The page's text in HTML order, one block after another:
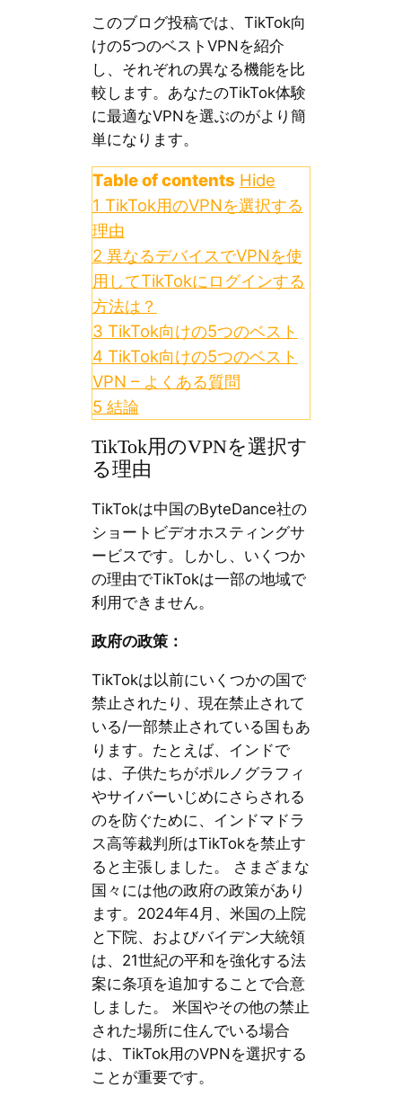
このブログ投稿では、TikTok向
けの5つのベストVPNを紹介
し、それぞれの異なる機能を比
較します。あなたのTikTok体験
に最適なVPNを選ぶのがより簡
単になります。
Table of contents Hide
1 TikTok用のVPNを選択する
理由
2 異なるデバイスでVPNを使
用してTikTokにログインする
方法は？
3 TikTok向けの5つのベスト
4 TikTok向けの5つのベスト
VPN – よくある質問
5 結論
TikTok用のVPNを選択す
る理由
TikTokは中国のByteDance社の
ショートビデオホスティングサ
ービスです。しかし、いくつか
の理由でTikTokは一部の地域で
利用できません。
政府の政策：
TikTokは以前にいくつかの国で
禁止されたり、現在禁止されて
いる/一部禁止されている国もあ
ります。たとえば、インドで
は、子供たちがポルノグラフィ
やサイバーいじめにさらされる
のを防ぐために、インドマドラ
ス高等裁判所はTikTokを禁止す
ると主張しました。 さまざまな
国々には他の政府の政策があり
ます。2024年4月、米国の上院
と下院、およびバイデン大統領
は、21世紀の平和を強化する法
案に条項を追加することで合意
しました。 米国やその他の禁止
された場所に住んでいる場合
は、TikTok用のVPNを選択する
ことが重要です。